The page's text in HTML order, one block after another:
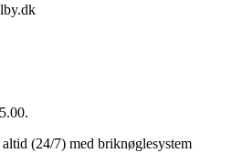
(24/7) med briknøglesystem